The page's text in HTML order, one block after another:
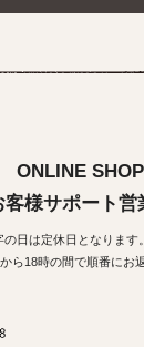
ONLINE SHOP
客様サポート営
の日は定休日となります
ら18時の間で順番にお